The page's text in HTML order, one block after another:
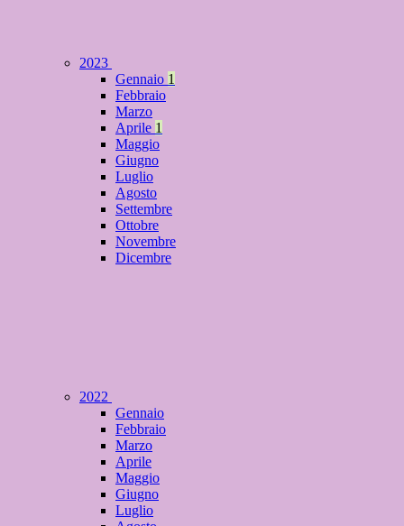
2023
Gennaio 1
Febbraio
Marzo
Aprile 1
Maggio
Giugno
Luglio
Agosto
Settembre
Ottobre
Novembre
Dicembre
2022
Gennaio
Febbraio
Marzo
Aprile
Maggio
Giugno
Luglio